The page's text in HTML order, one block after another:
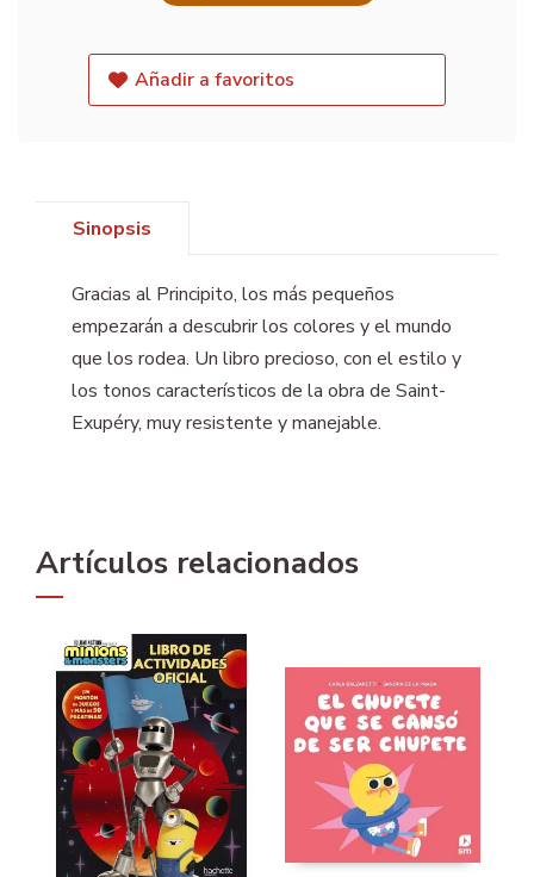
Añadir a favoritos
Sinopsis
Gracias al Principito, los más pequeños
empezarán a descubrir los colores y el mundo
que los rodea. Un libro precioso, con el estilo y
los tonos característicos de la obra de Saint-
Exupéry, muy resistente y manejable.
Artículos relacionados